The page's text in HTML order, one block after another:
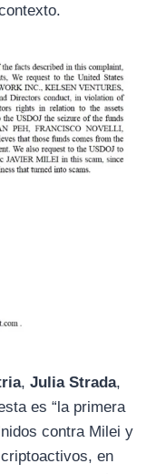
, Julia Strada,
es “la primera
contra Milei y
en